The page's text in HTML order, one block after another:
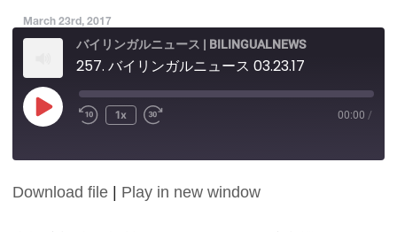
March 23rd, 2017
バイリンガルニュース | BILINGUALNEWS
257. バイリンガルニュース 03.23.17
Play
Episode
1x 00:00 /
SHARE
Download file Play in new window